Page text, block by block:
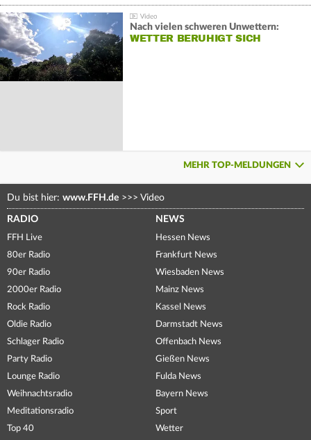
Nach vielen schweren Unwettern:
WETTER BERUHIGT SICH
MEHR TOP-MELDUNGEN
Du bist hier: www.FFH.de >>> Video
RADIO
FFH Live
80er Radio
90er Radio
2000er Radio
Rock Radio
Oldie Radio
Schlager Radio
Party Radio
Lounge Radio
Weihnachtsradio
Meditationsradio
Top 40
NEWS
Hessen News
Frankfurt News
Wiesbaden News
Mainz News
Kassel News
Darmstadt News
Offenbach News
Gießen News
Fulda News
Bayern News
Sport
Wetter